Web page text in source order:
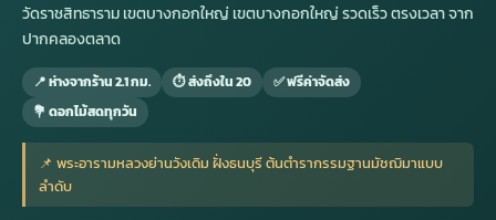
จัดดอกไม้หน้าศพ
ดอกไม้หน้าหีบ
ดอกไม้หน้างานศพ
สั่งพวงหรีด
ร้านพวงหรีด
ดอกไม้พวงหรีด
มรุสีขาว
ไม้หน้าเมรุ
กไม้หน้าเมรุ
ไม้งานแต่ง ราคาถูก
ไม้งานแต่ง กรุงเทพ
อกไม้งานแต่ง
พวงหรีดพัดลม ราคาถูก
พวงหรีดพัดลม กรุงเทพ
พวงหรีดพัดลม ส่งด่วน
รับจัดงานศพ ครบวงจร
รับจัดงานศพ กรุงเทพ
แพ็คเกจจัดงานศพ
วัดราชสิทธาราม เขตบางกอกใหญ่ เขตบางกอกใหญ่ รวดเร็ว ตรงเวลา จาก
ปากคลองตลาด
📍 ห่างจากร้าน 2.1 กม. ⏱ ส่งถึงใน 20
✅ ฟรีค่าจัดส่ง
💐 ดอกไม้สดทุกวัน
📌 พระอารามหลวงย่านวังเดิม ฝั่งธนบุรี ต้นตำรากรรมฐานมัชฌิมาแบบ
ลำดับ